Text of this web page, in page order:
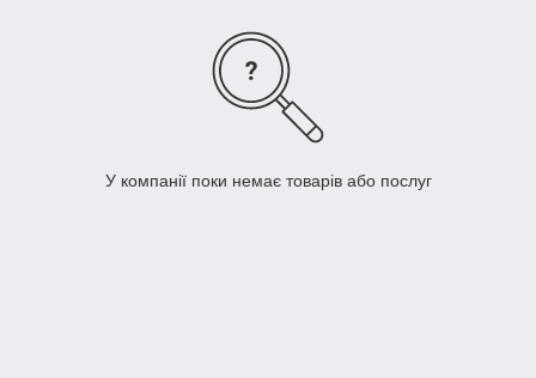
У компанії поки немає товарів або послуг